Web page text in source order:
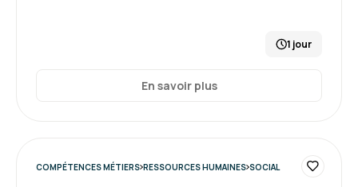
Le 24/11/2025
plutôt des bonnes informations (j'ai appris des
psychosociaux
1 jour
En savoir plus
COMPÉTENCES MÉTIERS RESSOURCES HUMAINES SOCIAL